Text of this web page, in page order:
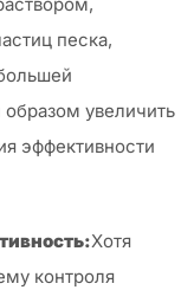
песка,
увеличить
эффективности
Хотя
контроля